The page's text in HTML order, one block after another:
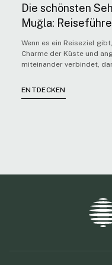
Die schönsten
Muğla:
Wenn es ein Reiseziel
Charme der Küste und
miteinander verbindet,
ENTDECKEN